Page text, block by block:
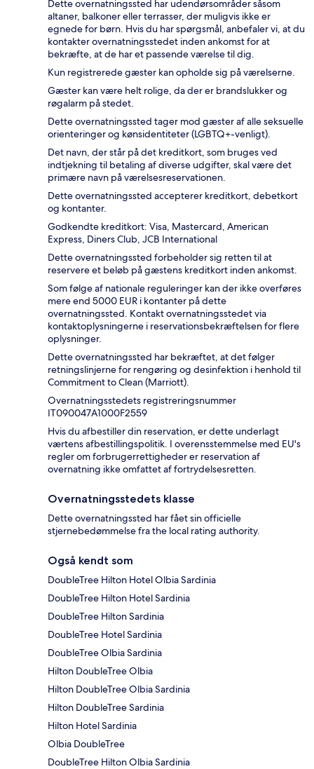
Dette overnatningssted har udendørsområder såsom
altaner, balkoner eller terrasser, der muligvis ikke er
egnede for børn. Hvis du har spørgsmål, anbefaler vi, at du
kontakter overnatningsstedet inden ankomst for at
bekræfte, at de har et passende værelse til dig.
Kun registrerede gæster kan opholde sig på værelserne.
Gæster kan være helt rolige, da der er brandslukker og
røgalarm på stedet.
Dette overnatningssted tager mod gæster af alle seksuelle
orienteringer og kønsidentiteter (LGBTQ+-venligt).
Det navn, der står på det kreditkort, som bruges ved
indtjekning til betaling af diverse udgifter, skal være det
primære navn på værelsesreservationen.
Dette overnatningssted accepterer kreditkort, debetkort
og kontanter.
Godkendte kreditkort: Visa, Mastercard, American
Express, Diners Club, JCB International
Dette overnatningssted forbeholder sig retten til at
reservere et beløb på gæstens kreditkort inden ankomst.
Som følge af nationale reguleringer kan der ikke overføres
mere end 5000 EUR i kontanter på dette
overnatningssted. Kontakt overnatningsstedet via
kontaktoplysningerne i reservationsbekræftelsen for flere
oplysninger.
Dette overnatningssted har bekræftet, at det følger
retningslinjerne for rengøring og desinfektion i henhold til
Commitment to Clean (Marriott).
Overnatningsstedets registreringsnummer
IT090047A1000F2559
Hvis du afbestiller din reservation, er dette underlagt
værtens afbestillingspolitik. I overensstemmelse med EU's
regler om forbrugerrettigheder er reservation af
overnatning ikke omfattet af fortrydelsesretten.
Overnatningsstedets klasse
Dette overnatningssted har fået sin officielle
stjernebedømmelse fra the local rating authority.
Også kendt som
DoubleTree Hilton Hotel Olbia Sardinia
DoubleTree Hilton Hotel Sardinia
DoubleTree Hilton Sardinia
DoubleTree Hotel Sardinia
DoubleTree Olbia Sardinia
Hilton DoubleTree Olbia
Hilton DoubleTree Olbia Sardinia
Hilton DoubleTree Sardinia
Hilton Hotel Sardinia
Olbia DoubleTree
DoubleTree Hilton Olbia Sardinia